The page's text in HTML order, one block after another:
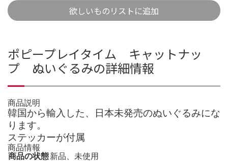
欲しいものリストに追加
ポピープレイタイム キャットナッ
プ ぬいぐるみの詳細情報
商品説明
韓国から輸入した、日本未発売のぬいぐるみにな
ります。
ステッカーが付属
商品情報
商品の状態新品、未使用